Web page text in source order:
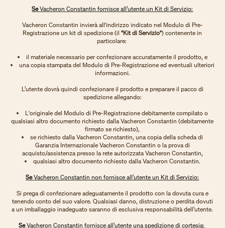
SeVacheron Constantin fornisce all’utente un Kit di Servizio:
Vacheron Constantin invierà all'indirizzo indicato nel Modulo di Pre-
Registrazione un kit di spedizione (il"Kit di Servizio") contenente in
particolare:
il materiale necessario per confezionare accuratamente il prodotto, e
una copia stampata del Modulo di Pre-Registrazione ed eventuali ulteriori
informazioni.
L’utente dovrà quindi confezionare il prodotto e preparare il pacco di
spedizione allegando:
L'originale del Modulo di Pre-Registrazione debitamente compilato o
qualsiasi altro documento richiesto dalla Vacheron Constantin (debitamente
firmato se richiesto),
se richiesto dalla Vacheron Constantin, una copia della scheda di
Garanzia Internazionale Vacheron Constantin o la prova di
acquisto/assistenza presso la rete autorizzata Vacheron Constantin,
qualsiasi altro documento richiesto dalla Vacheron Constantin.
SeVacheron Constantin non fornisce all’utente un Kit di Servizio:
Si prega di confezionare adeguatamente il prodotto con la dovuta cura e
tenendo conto del suo valore. Qualsiasi danno, distruzione o perdita dovuti
a un imballaggio inadeguato saranno di esclusiva responsabilità dell’utente.
SeVacheron Constantin fornisce all’utente una spedizione di cortesia: